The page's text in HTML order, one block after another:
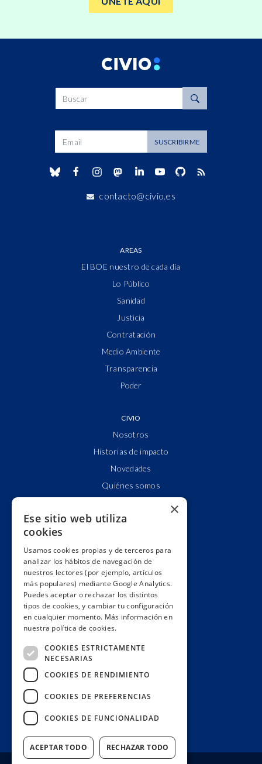
SUSCRIBIRME
contacto@civio.es
AREAS
El BOE nuestro de cada día
Lo Público
Sanidad
Justicia
Contratación
Medio Ambiente
Transparencia
Poder
CIVIO
Nosotros
Historias de impacto
Novedades
Quiénes somos
Alianzas y redes
Impacto
Premios
Formación
Código ético
Re-publica
Muro de donantes
Únete aquí
×
Ese sitio web utiliza
cookies
Usamos cookies propias y de terceros para
analizar los hábitos de navegación de
nuestros lectores (por ejemplo, artículos
más populares) mediante Google Analytics.
Puedes aceptar o rechazar los distintos
tipos de cookies, y cambiar tu configuración
en cualquier momento. Más información en
nuestra política de cookies.
COOKIES ESTRICTAMENTE
NECESARIAS
COOKIES DE RENDIMIENTO
COOKIES DE PREFERENCIAS
COOKIES DE FUNCIONALIDAD
ACEPTAR TODO RECHAZAR TODO